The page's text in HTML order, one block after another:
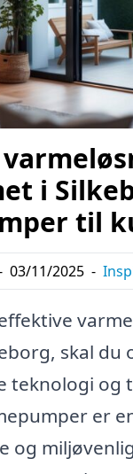
i
til
03/11/2025 -
skal du
teknologi og
er
og